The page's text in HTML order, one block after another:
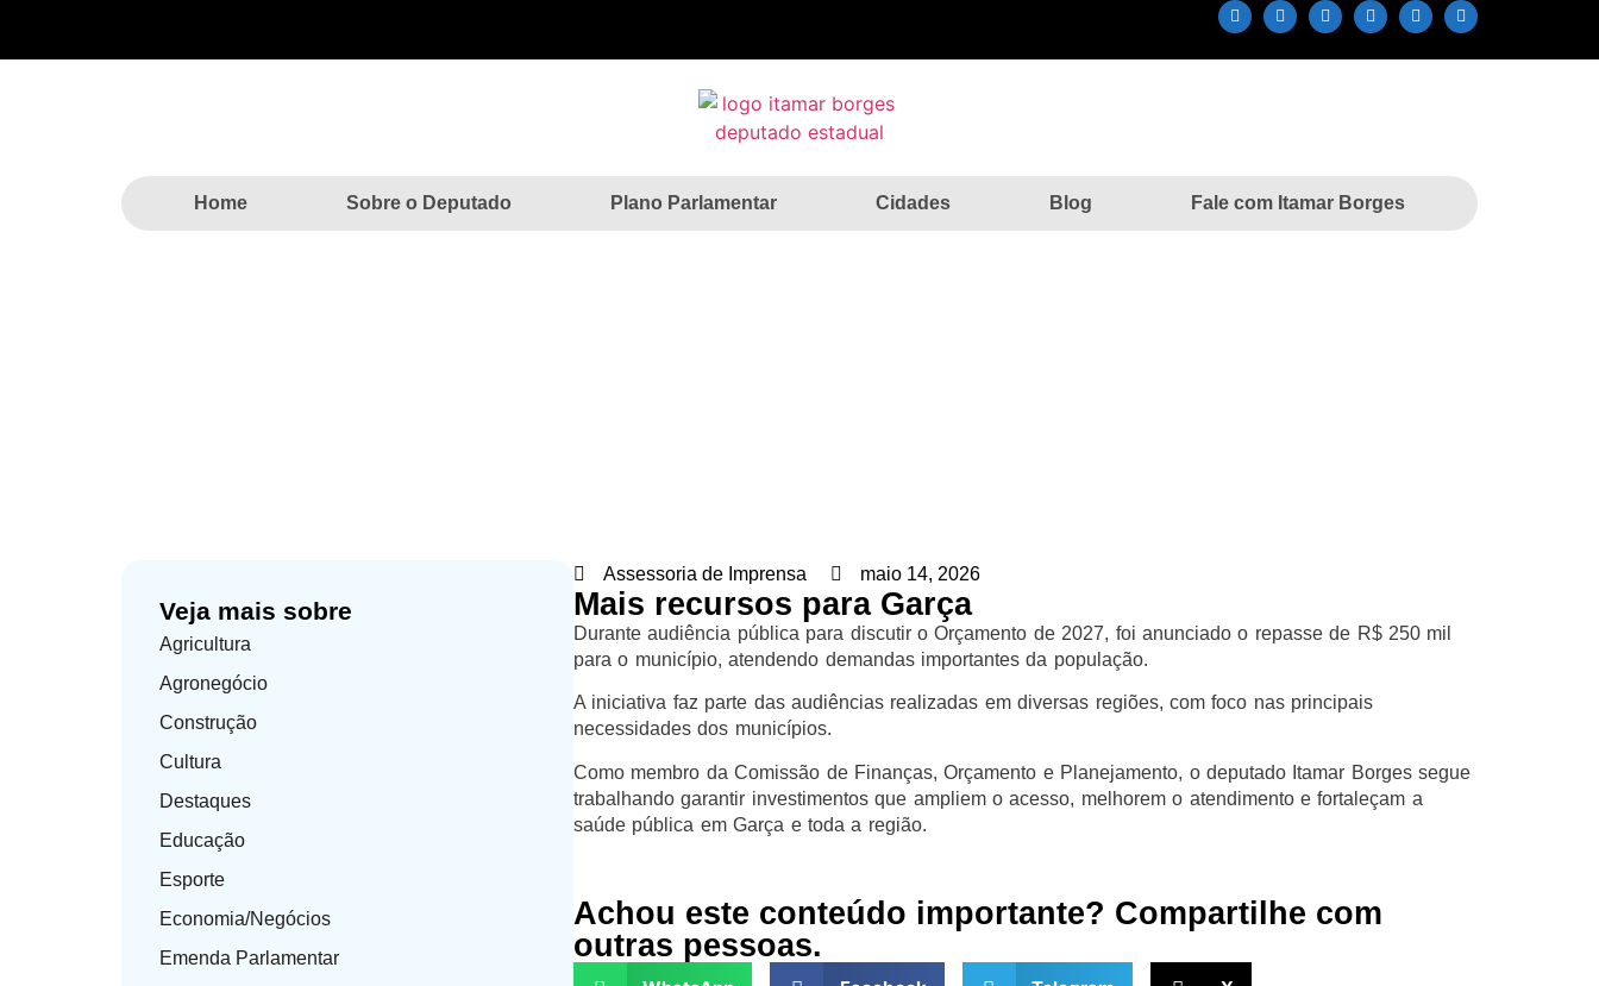
Home Sobre o Deputado Plano Parlamentar Cidades Blog Fale com Itamar Borges
Veja mais sobre
Agricultura
Agronegócio
Construção
Cultura
Destaques
Educação
Esporte
Economia/Negócios
Emenda Parlamentar
Assessoria de Imprensa maio 14, 2026
Mais recursos para Garça
Durante audiência pública para discutir o Orçamento de 2027, foi anunciado o repasse de R$ 250 mil
para o município, atendendo demandas importantes da população.
A iniciativa faz parte das audiências realizadas em diversas regiões, com foco nas principais
necessidades dos municípios.
Como membro da Comissão de Finanças, Orçamento e Planejamento, o deputado Itamar Borges segue
trabalhando garantir investimentos que ampliem o acesso, melhorem o atendimento e fortaleçam a
saúde pública em Garça e toda a região.
Achou este conteúdo importante? Compartilhe com
outras pessoas.